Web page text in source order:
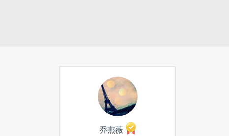
乔燕薇